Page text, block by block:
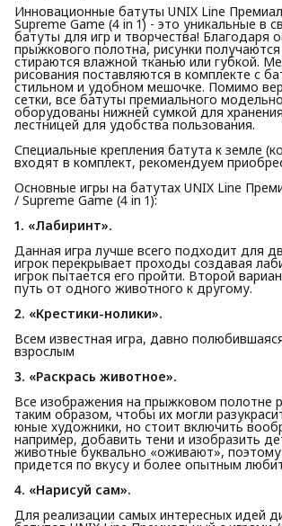
Инновационные батуты UNIX Line
Supreme Game (4 in 1) - это уникальные в
батуты для игр и творчества! Благодаря
прыжкового полотна, рисунки получаются
стираются влажной тканью или губкой.
рисования поставляются в комплекте с
стильном и удобном мешочке. Помимо
сетки, все батуты премиального
оборудованы нижней сумкой для
лестницей для удобства пользования.
Специальные крепления батута к земле
входят в комплект, рекомендуем
Основные игры на батутах UNIX Line
/ Supreme Game (4 in 1):
1. «Лабиринт».
Данная игра лучше всего подходит для
игрок перекрывает проходы создавая
игрок пытается его пройти. Второй
путь от одного животного к другому.
2. «Крестики-нолики».
Всем известная игра, давно
взрослым
3. «Раскрась животное».
Все изображения на прыжковом полотне
таким образом, чтобы их могли
юные художники, но стоит включить
например, добавить тени и изобразить
животные буквально «оживают»,
придется по вкусу и более опытным
4. «Нарисуй сам».
Для реализации самых интересных идей